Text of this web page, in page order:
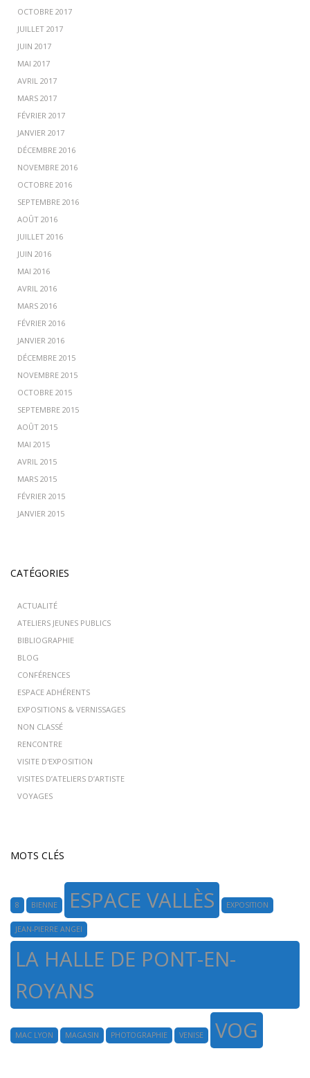
OCTOBRE 2017
JUILLET 2017
JUIN 2017
MAI 2017
AVRIL 2017
MARS 2017
FÉVRIER 2017
JANVIER 2017
DÉCEMBRE 2016
NOVEMBRE 2016
OCTOBRE 2016
SEPTEMBRE 2016
AOÛT 2016
JUILLET 2016
JUIN 2016
MAI 2016
AVRIL 2016
MARS 2016
FÉVRIER 2016
JANVIER 2016
DÉCEMBRE 2015
NOVEMBRE 2015
OCTOBRE 2015
SEPTEMBRE 2015
AOÛT 2015
MAI 2015
AVRIL 2015
MARS 2015
FÉVRIER 2015
JANVIER 2015
CATÉGORIES
ACTUALITÉ
ATELIERS JEUNES PUBLICS
BIBLIOGRAPHIE
BLOG
CONFÉRENCES
ESPACE ADHÉRENTS
EXPOSITIONS & VERNISSAGES
NON CLASSÉ
RENCONTRE
VISITE D'EXPOSITION
VISITES D’ATELIERS D’ARTISTE
VOYAGES
MOTS CLÉS
8 BIENNE ESPACE VALLÈS EXPOSITION
JEAN-PIERRE ANGEI
LA HALLE DE PONT-EN-
ROYANS
MAC LYON MAGASIN PHOTOGRAPHIE VENISE VOG